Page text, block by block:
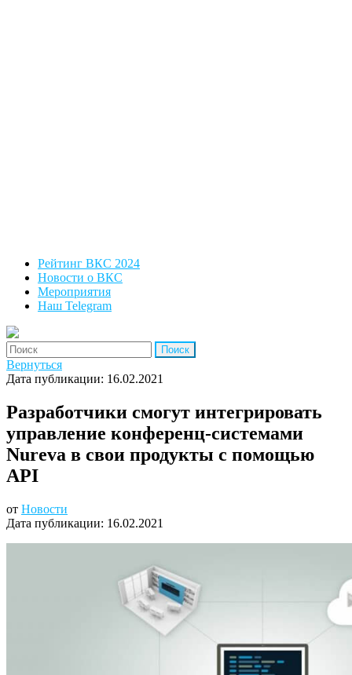
Рейтинг ВКС 2024
Новости о ВКС
Мероприятия
Наш Telegram
'Найти:
Вернуться
Дата публикации: 16.02.2021
Разработчики смогут интегрировать
управление конференц-системами
Nureva в свои продукты с помощью
API
от Новости
Дата публикации: 16.02.2021